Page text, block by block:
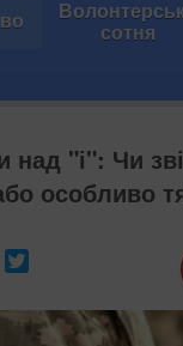
сотня
над "і": Чи
особливо